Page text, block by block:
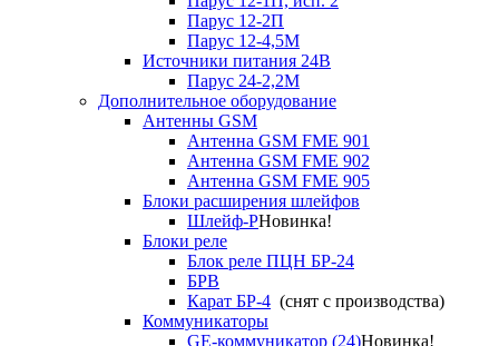
Парус 12-2П
Парус 12-4,5М
Источники питания 24В
Парус 24-2,2М
Дополнительное оборудование
Антенны GSM
Антенна GSM FME 901
Антенна GSM FME 902
Антенна GSM FME 905
Блоки расширения шлейфов
Шлейф-РНовинка!
Блоки реле
Блок реле ПЦН БР-24
БРВ
Карат БР-4 (снят с производства)
Коммуникаторы
GE-коммуникатор (24)Новинка!